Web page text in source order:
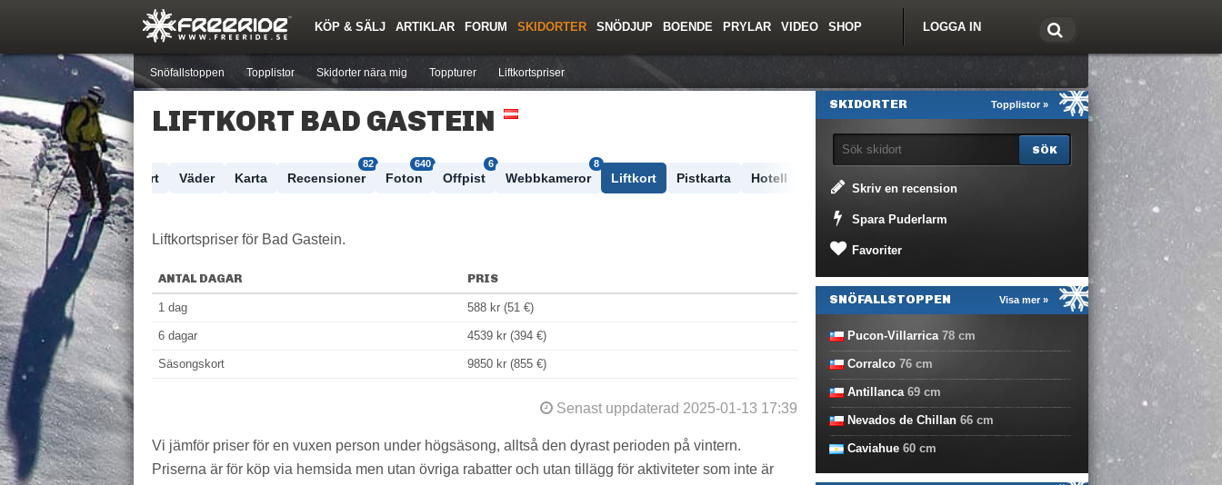
LOGGA IN
KÖP & SÄLJ ARTIKLAR
Nyheter Quiz Events
FORUM
Nya inlägg Forumlista
SKIDORTER
Snöfallstoppen Topplistor Skidorter nära mig Toppturer Liftkortspriser
SNÖDJUP BOENDE PRYLAR
Skidor Pjäxor
VIDEO
Årets Krasch
SHOP
LIFTKORT BAD GASTEIN
Skidort Väder Karta Recensioner
82
Foton
640
Offpist
6
Webbkameror
8
Liftkort Pistkarta Hotell
Liftkortspriser för Bad Gastein.
ANTAL DAGAR PRIS
1 dag 588 kr (51 €)
6 dagar 4539 kr (394 €)
Säsongskort 9850 kr (855 €)
Senast uppdaterad 2025-01-13 17:39
Vi jämför priser för en vuxen person under högsäsong, alltså den dyrast perioden på vintern.
Priserna är för köp via hemsida men utan övriga rabatter och utan tillägg för aktiviteter som inte är
Topplistor »
SKIDORTER
Skriv en recension
Spara Puderlarm
Favoriter
Visa mer »
SNÖFALLSTOPPEN
Pucon-Villarrica78 cm
Corralco 76 cm
Antillanca69 cm
Nevados de Chillan 66 cm
Caviahue 60 cm